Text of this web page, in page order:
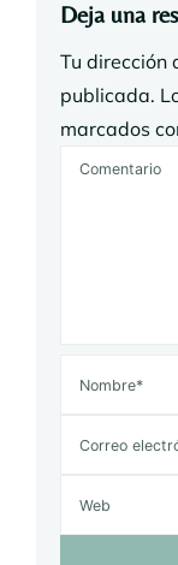
Deja una
Tu dirección
publicada.
marcados